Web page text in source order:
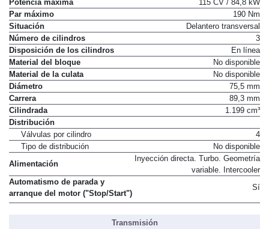
Potencia máxima
115 CV / 84,8 kW
Par máximo
190 Nm
Situación
Delantero transversal
Número de cilindros
3
Disposición de los cilindros
En línea
Material del bloque
No disponible
Material de la culata
No disponible
Diámetro
75,5 mm
Carrera
89,3 mm
Cilindrada
1.199 cm³
Distribución
Válvulas por cilindro
4
Tipo de distribución
No disponible
Alimentación
Inyección directa. Turbo. Geometría
variable. Intercooler
Automatismo de parada y
arranque del motor ("Stop/Start")
Sí
Transmisión